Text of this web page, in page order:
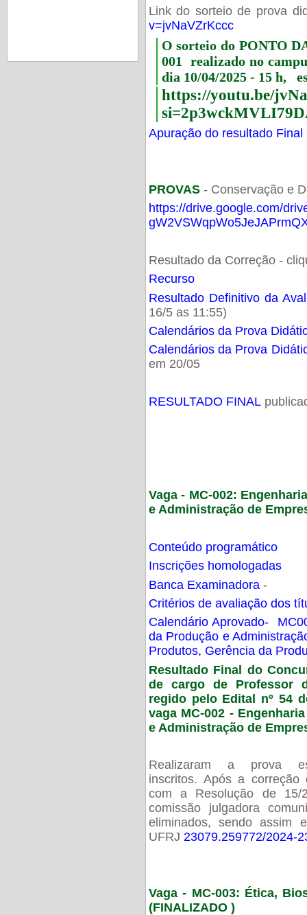
Link do sorteio de prova
v=jvNaVZrKccc
O sorteio do PONTO
001 realizado no
dia 10/04/2025 - 15 h,
https://youtu.be/
Apuração do resultado Final
PROVAS- Conservação e
https://drive.google.com/
Resultado da Correção -
Recurso
Resultado Definitivo da
16/5 as 11:55)
Calendários da Prova
Calendários da Prova
em 20/05
RESULTADO FINAL
Vaga - MC-002:
e Administração de
Conteúdo programático
Inscrições homologadas
Banca Examinadora -
Critérios de avaliação dos
Calendário Aprovado-
da Produção e
Produtos, Gerência da
Resultado Final do
de cargo de Professor
regido pelo Edital nº 54
vaga MC-002 -
e Administração de
Realizaram a prova
inscritos. Após a
com a Resolução de 15/
comissão julgadora
eliminados, sendo assim
UFRJ 23079.259772/2024-
Vaga - MC-003: Ética,
(FINALIZADO )